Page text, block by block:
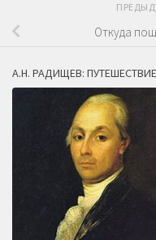
Откуда
А.Н. РАДИЩЕВ: